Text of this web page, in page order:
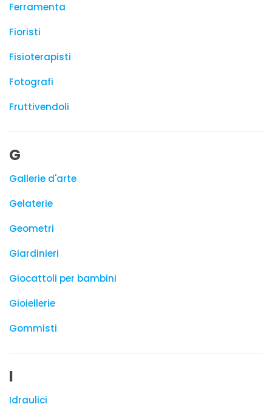
Ferramenta
Fioristi
Fisioterapisti
Fotografi
Fruttivendoli
G
Gallerie d'arte
Gelaterie
Geometri
Giardinieri
Giocattoli per bambini
Gioiellerie
Gommisti
I
Idraulici